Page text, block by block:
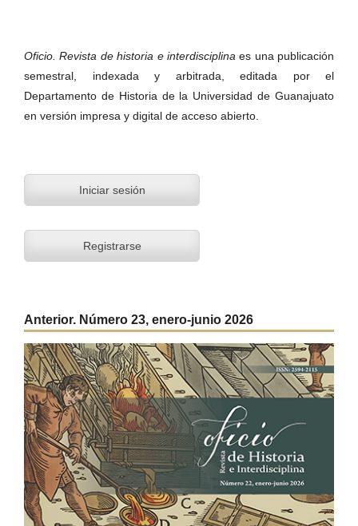
Oficio. Revista de historia e interdisciplinaes una publicación
semestral, indexada y arbitrada, editada por el
Departamento de Historia de la Universidad de Guanajuato
en versión impresa y digital de acceso abierto.
Iniciar sesión
Registrarse
Anterior. Número 23, enero-junio 2026